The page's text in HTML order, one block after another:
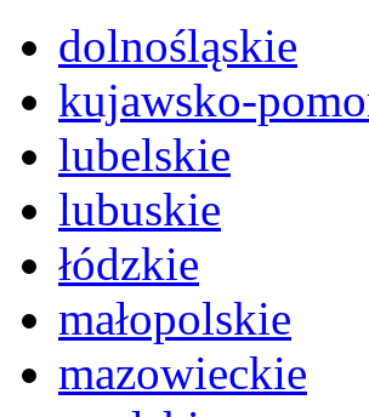
dolnośląskie
kujawsko-
lubelskie
lubuskie
łódzkie
małopolskie
mazowieckie